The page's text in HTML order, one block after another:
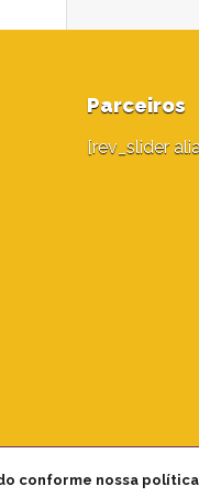
Parceiros
[rev_slider
conforme nossa